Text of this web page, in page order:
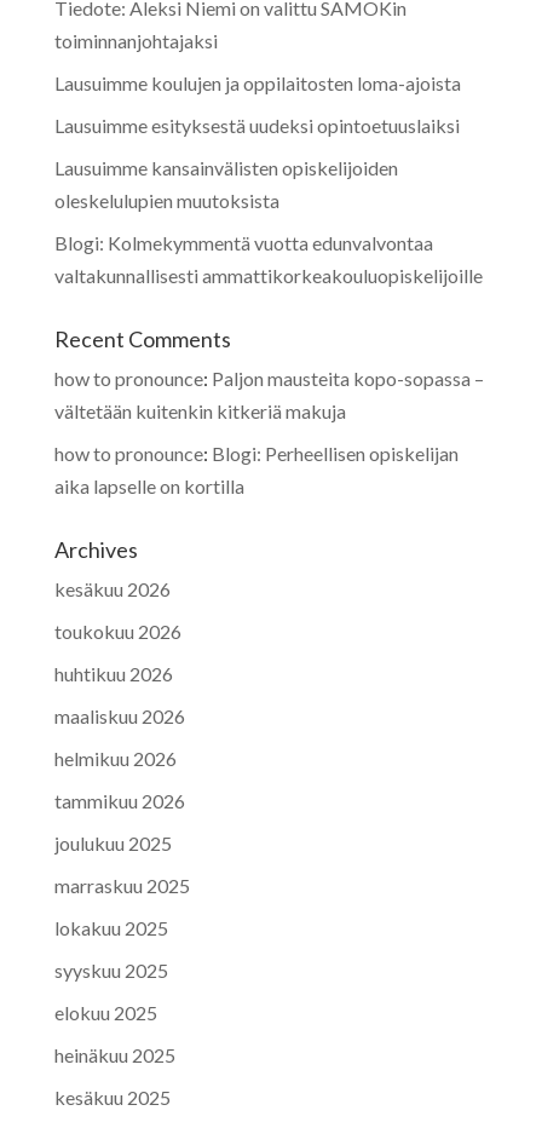
Tiedote: Aleksi Niemi on valittu SAMOKin
toiminnanjohtajaksi
Lausuimme koulujen ja oppilaitosten loma-ajoista
Lausuimme esityksestä uudeksi opintoetuuslaiksi
Lausuimme kansainvälisten opiskelijoiden
oleskelulupien muutoksista
Blogi: Kolmekymmentä vuotta edunvalvontaa
valtakunnallisesti ammattikorkeakouluopiskelijoille
Recent Comments
how to pronounce: Paljon mausteita kopo-sopassa –
vältetään kuitenkin kitkeriä makuja
how to pronounce: Blogi: Perheellisen opiskelijan
aika lapselle on kortilla
Archives
kesäkuu 2026
toukokuu 2026
huhtikuu 2026
maaliskuu 2026
helmikuu 2026
tammikuu 2026
joulukuu 2025
marraskuu 2025
lokakuu 2025
syyskuu 2025
elokuu 2025
heinäkuu 2025
kesäkuu 2025